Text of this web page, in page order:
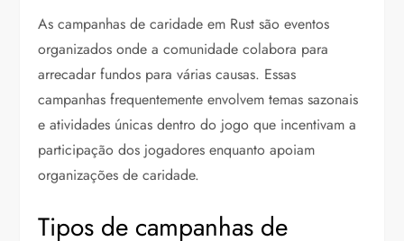
As campanhas de caridade em Rust são eventos
organizados onde a comunidade colabora para
arrecadar fundos para várias causas. Essas
campanhas frequentemente envolvem temas sazonais
e atividades únicas dentro do jogo que incentivam a
participação dos jogadores enquanto apoiam
organizações de caridade.
Tipos de campanhas de